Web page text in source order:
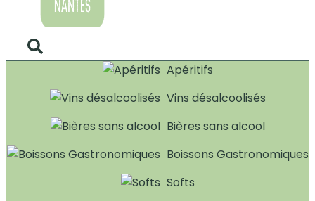
Apéritifs
Vins désalcoolisés
Bières sans alcool
Boissons Gastronomiques
Softs